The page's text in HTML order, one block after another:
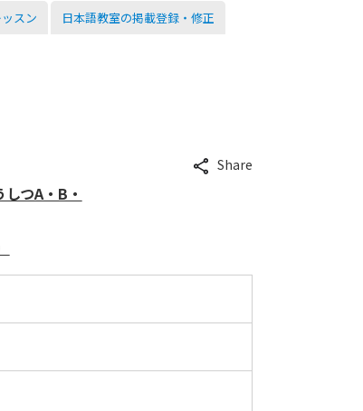
スン 日本語教室の掲載登録・修正
つA・B・
Share